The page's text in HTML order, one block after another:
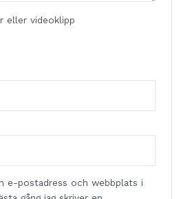
eller videoklipp
e-postadress och webbplats i